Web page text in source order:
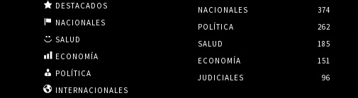
DESTACADOS
NACIONALES
SALUD
ECONOMÍA
POLÍTICA
INTERNACIONALES
NACIONALES
374
POLÍTICA
262
SALUD
185
ECONOMÍA
151
JUDICIALES
96